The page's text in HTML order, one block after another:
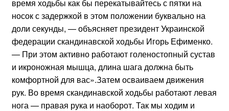
время ходьбы как бы перекатывайтесь с пятки на
носок с задержкой в этом положении буквально на
доли секунды, — объясняет президент Украинской
федерации скандинавской ходьбы Игорь Ефименко.
— При этом активно работают голеностопный сустав
и икроножная мышца, длина шага должна быть
комфортной для вас».Затем осваиваем движения
рук. Во время скандинавской ходьбы работают левая
нога — правая рука и наоборот. Так мы ходим и